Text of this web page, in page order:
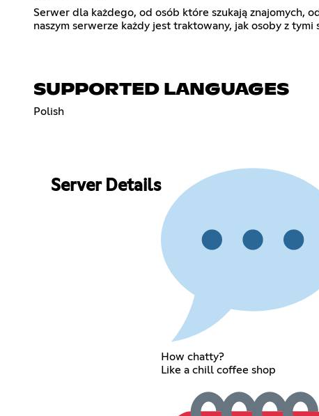
Serwer dla każdego, od osób które szukają znajomych,
naszym serwerze każdy jest traktowany, jak osoby z
SUPPORTED LANGUAGES
Polish
Server Details
How chatty?
Like a chill coffee shop